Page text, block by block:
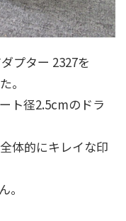
プター 2327を
。
ト径2.5cmのドラ
体的にキレイな印
。